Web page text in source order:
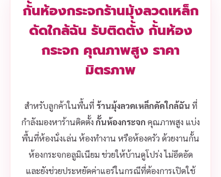
กั้นห้องกระจกร้านมุ้งลวดเหล็ก
ดัดใกล้ฉัน รับติดตั้ง กั้นห้อง
กระจก คุณภาพสูง ราคา
มิตรภาพ
สำหรับลูกค้าในพื้นที่ ร้านมุ้งลวดเหล็กดัดใกล้ฉัน ที่
กำลังมองหาร้านติดตั้งกั้นห้องกระจกคุณภาพสูง แบ่ง
พื้นที่ห้องนั่งเล่น ห้องทำงาน หรือห้องครัว ด้วยงานกั้น
ห้องกระจกอลูมิเนียม ช่วยให้บ้านดูโปร่ง ไม่อึดอัด
และยังช่วยประหยัดค่าแอร์ในกรณีที่ต้องการเปิดใช้